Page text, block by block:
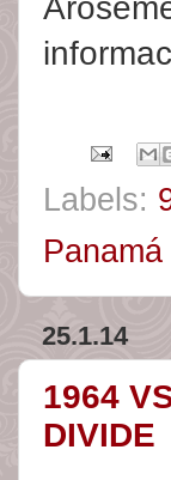
Labels:
Panamá
25.1.14
1964
DIVIDE